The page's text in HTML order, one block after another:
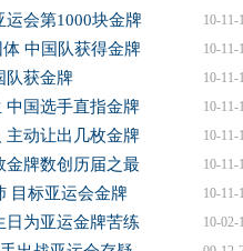
10-11-
会第1000块金牌
10-11-
中国队获得金牌
10-11-
队获金牌
10-11-
中国选手直指金牌
10-11-
主动让出几枚金牌
10-11-
金牌数创历届之最
10-11-
目标亚运会金牌
10-02-
日为亚运金牌苦练